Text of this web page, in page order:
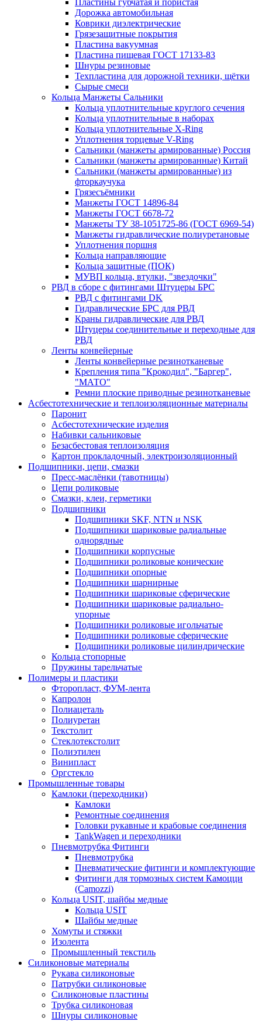
Пластины губчатая и пористая
Дорожка автомобильная
Коврики диэлектрические
Грязезащитные покрытия
Пластина вакуумная
Пластина пищевая ГОСТ 17133-83
Шнуры резиновые
Техпластина для дорожной техники, щётки
Сырые смеси
Кольца Манжеты Сальники
Кольца уплотнительные круглого сечения
Кольца уплотнительные в наборах
Кольца уплотнительные Х-Ring
Уплотнения торцевые V-Ring
Сальники (манжеты армированные) Россия
Сальники (манжеты армированные) Китай
Сальники (манжеты армированные) из
фторкаучука
Грязесъёмники
Манжеты ГОСТ 14896-84
Манжеты ГОСТ 6678-72
Манжеты ТУ 38-1051725-86 (ГОСТ 6969-54)
Манжеты гидравлические полиуретановые
Уплотнения поршня
Кольца направляющие
Кольца защитные (ПОК)
МУВП кольца, втулки, "звездочки"
РВД в сборе с фитингами Штуцеры БРС
РВД с фитингами DK
Гидравлические БРС для РВД
Краны гидравлические для РВД
Штуцеры соединительные и переходные для
РВД
Ленты конвейерные
Ленты конвейерные резинотканевые
Крепления типа "Крокодил", "Баргер",
"МАТО"
Ремни плоские приводные резинотканевые
Асбестотехнические и теплоизоляционные материалы
Паронит
Асбестотехнические изделия
Набивки сальниковые
Безасбестовая теплоизоляция
Картон прокладочный, электроизоляционный
Подшипники, цепи, смазки
Пресс-маслёнки (тавотницы)
Цепи роликовые
Смазки, клеи, герметики
Подшипники
Подшипники SKF, NTN и NSK
Подшипники шариковые радиальные
однорядные
Подшипники корпусные
Подшипники роликовые конические
Подшипники опорные
Подшипники шарнирные
Подшипники шариковые сферические
Подшипники шариковые радиально-
упорные
Подшипники роликовые игольчатые
Подшипники роликовые сферические
Подшипники роликовые цилиндрические
Кольца стопорные
Пружины тарельчатые
Полимеры и пластики
Фторопласт, ФУМ-лента
Капролон
Полиацеталь
Полиуретан
Текстолит
Стеклотекстолит
Полиэтилен
Винипласт
Оргстекло
Промышленные товары
Камлоки (переходники)
Камлоки
Ремонтные соединения
Головки рукавные и крабовые соединения
TankWagen и переходники
Пневмотрубка Фитинги
Пневмотрубка
Пневматические фитинги и комплектующие
Фитинги для тормозных систем Камоцци
(Camozzi)
Кольца USIT, шайбы медные
Кольца USIT
Шайбы медные
Хомуты и стяжки
Изолента
Промышленный текстиль
Силиконовые материалы
Рукава силиконовые
Патрубки силиконовые
Силиконовые пластины
Трубка силиконовая
Шнуры силиконовые